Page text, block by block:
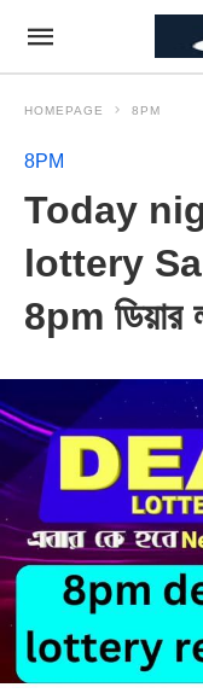
HOMEPAGE 8PM
8PM
Today
lottery
8pm ডিয়ার